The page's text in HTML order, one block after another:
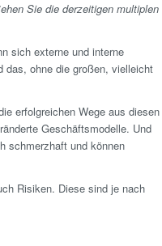
Sie die derzeitigen multiplen
sich externe und interne
das, ohne die großen, vielleicht
erfolgreichen Wege aus diesen
Geschäftsmodelle. Und
schmerzhaft und können
Risiken. Diese sind je nach